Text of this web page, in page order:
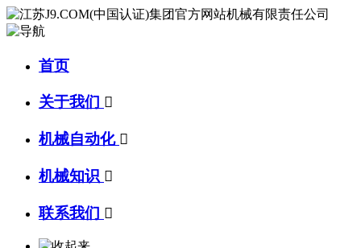
首页
关于我们 
机械自动化 
机械知识 
联系我们 